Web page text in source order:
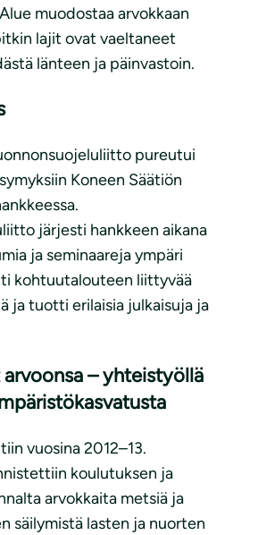
muodostaa arvokkaan
lajit ovat vaeltaneet
länteen ja päinvastoin.
pureutui
Koneen Säätiön
järjesti hankkeen aikana
ja seminaareja ympäri
kohtuutalouteen liittyvää
ja tuotti erilaisia julkaisuja ja
– yhteistyöllä
vuosina 2012–13.
koulutuksen ja
arvokkaita metsiä ja
säilymistä lasten ja nuorten